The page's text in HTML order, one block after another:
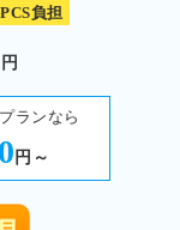
負担
円
ランなら
円～